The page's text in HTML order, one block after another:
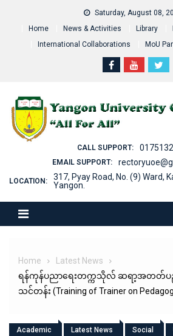
Saturday, August 08,
Home
News & Activities Library
International Collaborations
MoU
CALL SUPPORT:
EMAIL SUPPORT:
LOCATION:
317, Pyay Road, No. (9) Ward,
Yangon.
Home
Latest News
ရန်ကုန်ပညာရေးတက္ကသိုလ် ဆရာ့အတတ်ပည
သင်တန်း (Training of Trainer on
Academic Latest News Social